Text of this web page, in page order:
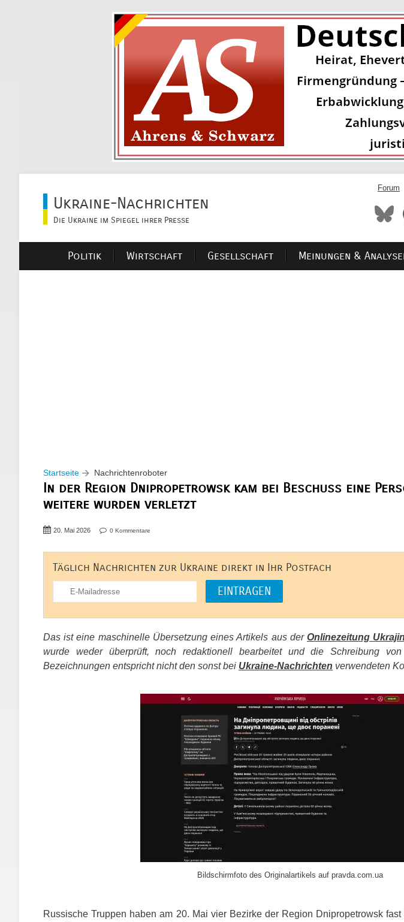
Ukraine-Nachrichten
Die Ukraine im Spiegel ihrer Presse
Forum
Politik Wirtschaft Gesellschaft Meinungen &
Startseite Nachrichtenroboter
In der Region Dnipropetrowsk kam bei Beschuss eine
weitere wurden verletzt
20. Mai 2026 0 Kommentare
Täglich Nachrichten zur Ukraine direkt in Ihr Postfach
Das ist eine maschinelle Übersetzung eines Artikels aus derOnlinezeitung
wurde weder überprüft, noch redaktionell bearbeitet und die Schreibung
Bezeichnungen entspricht nicht den sonst bei Ukraine-Nachrichten verwendeten
Bildschirmfoto des Originalartikels auf pravda.com.ua
Russische Truppen haben am 20. Mai vier Bezirke der Region Dnipropetrowsk